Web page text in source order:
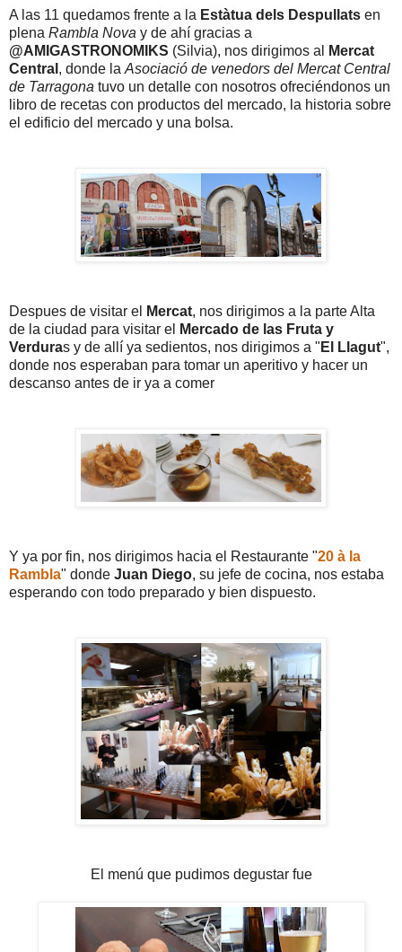
A las 11 quedamos frente a la Estàtua dels Despullats en
plena Rambla Nova y de ahí gracias a
@AMIGASTRONOMIKS (Silvia), nos dirigimos al
Mercat
Central , donde la Asociació de venedors del Mercat Central
de Tarragona tuvo un detalle con nosotros ofreciéndonos un
libro de recetas con productos del mercado, la historia sobre
el edificio del mercado y una bolsa.
Despues de visitar el Mercat, nos dirigimos a la parte Alta
de la ciudad para visitar el
Mercado de las Fruta y
Verduras y de allí ya sedientos, nos dirigimos a " El Llagut",
donde nos esperaban para tomar un aperitivo y hacer un
descanso antes de ir ya a comer
Y ya por fin, nos dirigimos hacia el Restaurante "20 à la
Rambla" donde Juan Diego, su jefe de cocina, nos estaba
esperando con todo preparado y bien dispuesto.
El menú que pudimos degustar fue